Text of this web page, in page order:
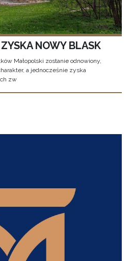
NOWY BLASK
Małopolski zostanie odnowiony,
a jednocześnie zyska
zw